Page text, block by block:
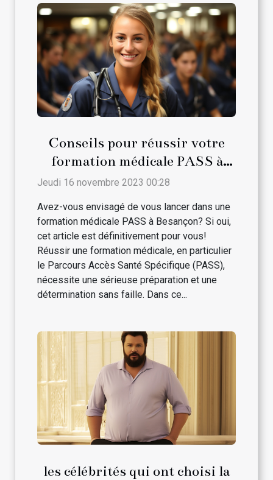
Conseils pour réussir votre
formation médicale PASS à
Besançon
Jeudi 16 novembre 2023 00:28
Avez-vous envisagé de vous lancer dans une
formation médicale PASS à Besançon? Si oui,
cet article est définitivement pour vous!
Réussir une formation médicale, en particulier
le Parcours Accès Santé Spécifique (PASS),
nécessite une sérieuse préparation et une
détermination sans faille. Dans ce...
les célébrités qui ont choisi la